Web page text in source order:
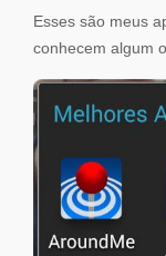
Esses são meus
conhecem algum